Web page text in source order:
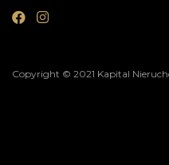
Copyright © 2021 Kapital